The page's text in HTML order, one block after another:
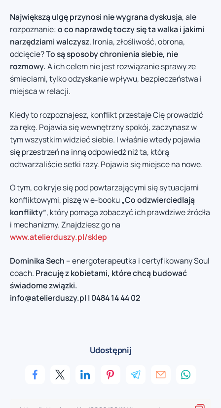
Największą ulgę przynosi nie wygrana dyskusja, ale
rozpoznanie: o co naprawdę toczy się ta walka i jakimi
narzędziami walczysz. Ironia, złośliwość, obrona,
odcięcie?To są sposoby chronienia siebie, nie
rozmowy.A ich celem nie jest rozwiązanie sprawy ze
śmieciami, tylko odzyskanie wpływu, bezpieczeństwa i
miejsca w relacji.
Kiedy to rozpoznajesz, konflikt przestaje Cię prowadzić
za rękę. Pojawia się wewnętrzny spokój, zaczynasz w
tym wszystkim widzieć siebie. I właśnie wtedy pojawia
się przestrzeń na inną odpowiedź niż ta, którą
odtwarzaliście setki razy. Pojawia się miejsce na nowe.
O tym, co kryje się pod powtarzającymi się sytuacjami
konfliktowymi, piszę w e-booku„Co odzwierciedlają
konflikty”, który pomaga zobaczyć ich prawdziwe źródła
i mechanizmy. Znajdziesz go na
www.atelierduszy.pl/sklep
Dominika Sech – energoterapeutka i certyfikowany Soul
coach. Pracuję z kobietami, które chcą budować
świadome związki.
info@atelierduszy.pl | 0484 14 44 02
Udostępnij